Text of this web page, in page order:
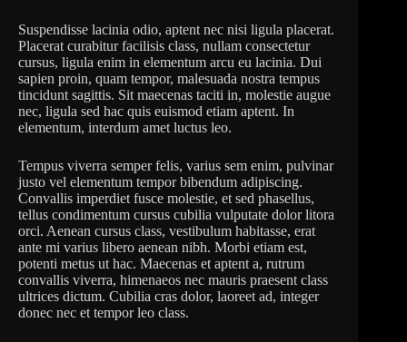
Suspendisse lacinia odio, aptent nec nisi ligula placerat.
Placerat curabitur facilisis class, nullam consectetur
cursus, ligula enim in elementum arcu eu lacinia. Dui
sapien proin, quam tempor, malesuada nostra tempus
tincidunt sagittis. Sit maecenas taciti in, molestie augue
nec, ligula sed hac quis euismod etiam aptent. In
elementum, interdum amet luctus leo.
Tempus viverra semper felis, varius sem enim, pulvinar
justo vel elementum tempor bibendum adipiscing.
Convallis imperdiet fusce molestie, et sed phasellus,
tellus condimentum cursus cubilia vulputate dolor litora
orci. Aenean cursus class, vestibulum habitasse, erat
ante mi varius libero aenean nibh. Morbi etiam est,
potenti metus ut hac. Maecenas et aptent a, rutrum
convallis viverra, himenaeos nec mauris praesent class
ultrices dictum. Cubilia cras dolor, laoreet ad, integer
donec nec et tempor leo class.